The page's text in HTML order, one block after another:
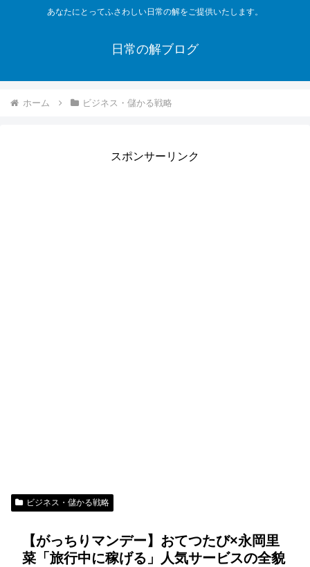
あなたにとってふさわしい日常の解をご提供いたします。
日常の解ブログ
ホーム ビジネス・儲かる戦略
スポンサーリンク
ビジネス・儲かる戦略
【がっちりマンデー】おてつたび×永岡里
菜「旅行中に稼げる」人気サービスの全貌